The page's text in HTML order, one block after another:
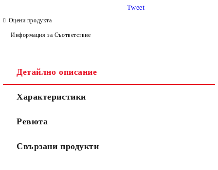
Съгласен съм сПолитиката за лични данни
Ние ще се свържем с вас в рамките на работния ден.
Оцени продукта
Информация за Съответствие
Tweet
Детайлно описание
Характеристики
Ревюта
Свързани продукти